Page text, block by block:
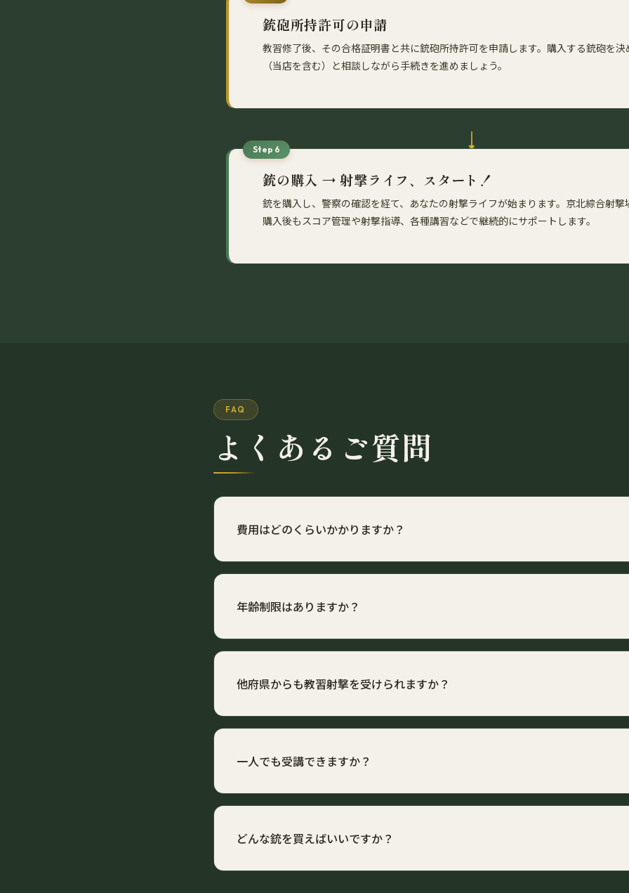
銃砲所持許可の申請
教習修了後、その合格証明書と共に銃砲所持許可を申請します。購入する銃砲を決
（当店を含む）と相談しながら手続きを進めましょう。
Step 6
銃の購入 → 射撃ライフ、スタート！
銃を購入し、警察の確認を経て、あなたの射撃ライフが始まります。京北綜合射撃
購入後もスコア管理や射撃指導、各種講習などで継続的にサポートします。
FAQ
よくあるご質問
費用はどのくらいかかりますか？
初心者講習、教習射撃、銃砲購入等を含め、トータルで約30～50万円が目安となります
年齢制限はありますか？
散弾銃は20歳以上、ライフル銃は原則として散弾銃の所持歴10年以上
他府県からも教習射撃を受けられますか？
はい、他府県の方も京北綜合射撃場で教習射撃を受けていただけます。
一人でも受講できますか？
はい、一人から受講可能です。マンツーマンに近い形で丁寧に指導いたしますので、
どんな銃を買えばいいですか？